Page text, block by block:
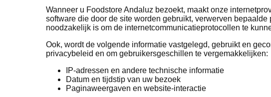
Wanneer u Foodstore Andaluz bezoekt, maakt onze
software die door de site worden gebruikt, verwerven
noodzakelijk is om de internetcommunicatieprotocollen te
Ook, wordt de volgende informatie vastgelegd, gebruikt en
privacybeleid en om gebruikersgeschillen te vergemakkelijken:
IP-adressen en andere technische informatie
Datum en tijdstip van uw bezoek
Paginaweergaven en website-interactie